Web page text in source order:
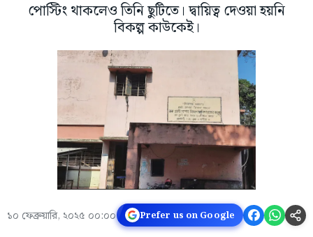
পোস্টিং থাকলেও তিনি ছুটিতে। দ্বায়িত্ব দেওয়া হয়নি
বিকল্প কাউকেই।
১০ ফেব্রুয়ারি, ২০২৫ ০০:০০ Prefer us on Google